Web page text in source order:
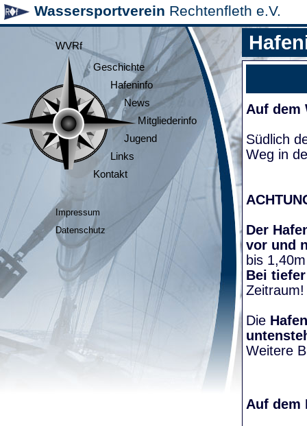
Wassersportverein Rechtenfleth e.V.
WVRf
Geschichte
Hafeninfo
News
Mitgliederinfo
Jugend
Links
Kontakt
Impressum
Datenschutz
Auf dem
Südlich
Weg in
Der
vor und
bis
Bei
Die
Weitere
Auf dem